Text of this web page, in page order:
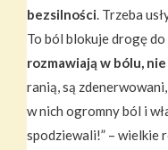
bezsilności. Trzeba
To ból blokuje drogę
rozmawiają w bólu,
ranią, są
w nich ogromny ból i
spodziewali!” – wielkie